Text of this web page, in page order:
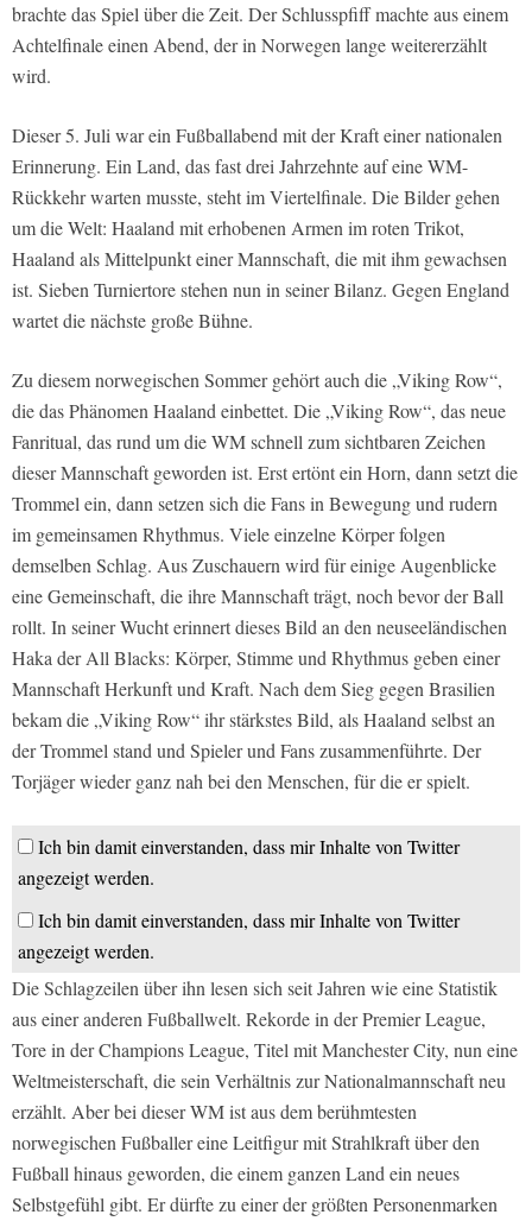
brachte das Spiel über die Zeit. Der Schlusspfiff machte aus einem
Achtelfinale einen Abend, der in Norwegen lange weitererzählt
wird.
Dieser 5. Juli war ein Fußballabend mit der Kraft einer nationalen
Erinnerung. Ein Land, das fast drei Jahrzehnte auf eine WM-
Rückkehr warten musste, steht im Viertelfinale. Die Bilder gehen
um die Welt: Haaland mit erhobenen Armen im roten Trikot,
Haaland als Mittelpunkt einer Mannschaft, die mit ihm gewachsen
ist. Sieben Turniertore stehen nun in seiner Bilanz. Gegen England
wartet die nächste große Bühne.
Zu diesem norwegischen Sommer gehört auch die „Viking Row“,
die das Phänomen Haaland einbettet. Die „Viking Row“, das neue
Fanritual, das rund um die WM schnell zum sichtbaren Zeichen
dieser Mannschaft geworden ist. Erst ertönt ein Horn, dann setzt die
Trommel ein, dann setzen sich die Fans in Bewegung und rudern
im gemeinsamen Rhythmus. Viele einzelne Körper folgen
demselben Schlag. Aus Zuschauern wird für einige Augenblicke
eine Gemeinschaft, die ihre Mannschaft trägt, noch bevor der Ball
rollt. In seiner Wucht erinnert dieses Bild an den neuseeländischen
Haka der All Blacks: Körper, Stimme und Rhythmus geben einer
Mannschaft Herkunft und Kraft. Nach dem Sieg gegen Brasilien
bekam die „Viking Row“ ihr stärkstes Bild, als Haaland selbst an
der Trommel stand und Spieler und Fans zusammenführte. Der
Torjäger wieder ganz nah bei den Menschen, für die er spielt.
Ich bin damit einverstanden, dass mir Inhalte von Twitter
angezeigt werden.
Ich bin damit einverstanden, dass mir Inhalte von Twitter
angezeigt werden.
Die Schlagzeilen über ihn lesen sich seit Jahren wie eine Statistik
aus einer anderen Fußballwelt. Rekorde in der Premier League,
Tore in der Champions League, Titel mit Manchester City, nun eine
Weltmeisterschaft, die sein Verhältnis zur Nationalmannschaft neu
erzählt. Aber bei dieser WM ist aus dem berühmtesten
norwegischen Fußballer eine Leitfigur mit Strahlkraft über den
Fußball hinaus geworden, die einem ganzen Land ein neues
Selbstgefühl gibt. Er dürfte zu einer der größten Personenmarken